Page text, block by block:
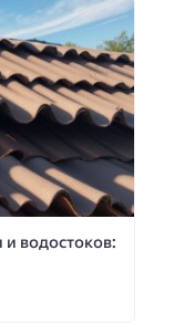
водостоков: